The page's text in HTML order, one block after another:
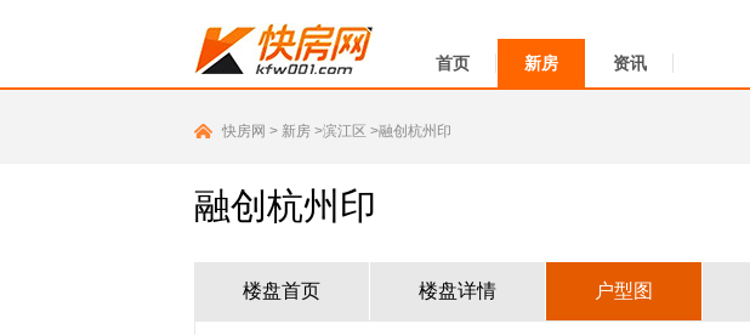
首页 新房 资讯
快房网 > 新房 >滨江区 >融创杭州印
融创杭州印
楼盘首页 楼盘详情 户型图